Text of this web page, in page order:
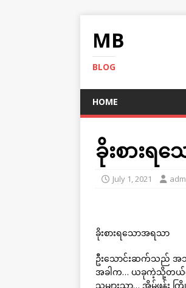
MB
BLOG
HOME
ခိုးစားရ
July 1, 2021
ခိုးစားရသောအရသာ
ဦးသောင်းဆက်သည် အ
အခါက… ယခုကဲ့သို့တယ်လီဖုန်
သူများသာ… အိမ်ဖုန်း